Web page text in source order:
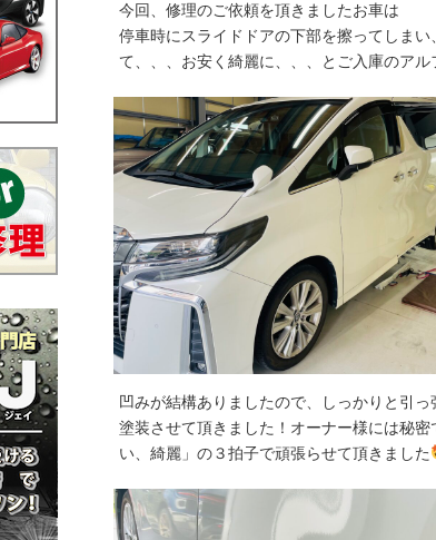
今回、修理のご依頼を頂きましたお車は
停車時にスライドドアの下部を擦ってしま
て、、、お安く綺麗に、、、とご入庫のアル
凹みが結構ありましたので、しっかりと引
塗装させて頂きました！オーナー様には秘
い、綺麗」の３拍子で頑張らせて頂きました